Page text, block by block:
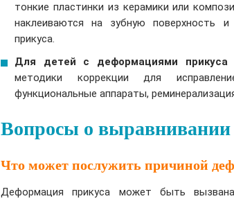
тонкие пластинки из керамики или
наклеиваются на зубную поверхность
прикуса.
Для детей с деформациями прикуса
методики коррекции для
функциональные аппараты,
Вопросы о выравнивании
Что может послужить причиной
Деформация прикуса может быть